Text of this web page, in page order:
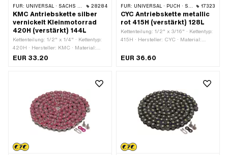
FÜR: UNIVERSAL · SACHS · KREIDLER 28284
KMC Antriebskette silber
vernickelt Kleinmotorrad
420H (verstärkt) 144L
Kettenteilung: 1/2" x 1/4" · Kettentyp:
420H · Hersteller: KMC · Material:
Stahl · Oberfläche: vernickelt · Farbe:
Kettenschloss-Art: Federverschluss
EUR 33.20
FÜR: UNIVERSAL · PUCH · SACHS · PONY / CILO (BETA 521 & 512) · ZÜNDAPP BELMONDO · TOMOS · BYE BIKE 17323
CYC Antriebskette metallic
rot 415H (verstärkt) 128L
Kettenteilung: 1/2" x 3/16" · Kettentyp:
415H · Hersteller: CYC · Material:
· Anzahl Kettenglieder: 128 Stk. ·
EUR 36.60